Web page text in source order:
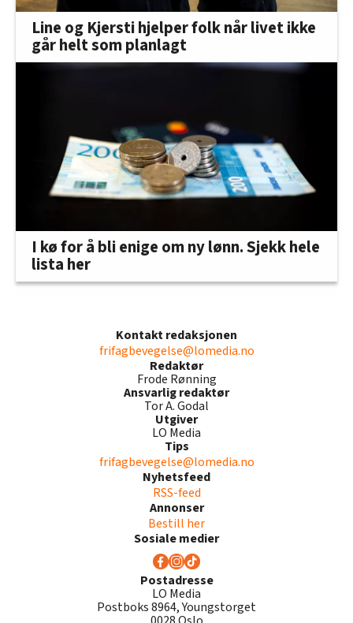
Line og Kjersti hjelper folk når livet ikke
går helt som planlagt
I kø for å bli enige om ny lønn. Sjekk hele
lista her
Kontakt redaksjonen
frifagbevegelse@lomedia.no
Redaktør
Frode Rønning
Ansvarlig redaktør
Tor A. Godal
Utgiver
LO Media
Tips
frifagbevegelse@lomedia.no
Nyhetsfeed
RSS-feed
Annonser
Bestill her
Sosiale medier
Postadresse
LO Media
Postboks 8964, Youngstorget